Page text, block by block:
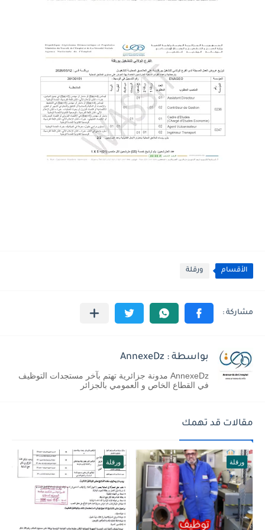
الأقسام ورقلة
بواسطة : AnnexeDz
AnnexeDz مدونة جزائرية تهتم بآخر مستجدات التوظيف
في القطاع الخاص و العمومي بالجزائر
مقالات قد تهمك
ورقلة ورقلة